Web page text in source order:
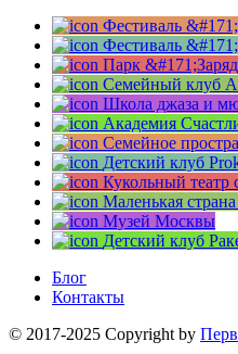
Фестиваль
Фестиваль
Парк
Семейный клуб
Школа джаза и
Академия
Семейное
Детский клуб
Кукольный театр
Маленькая
Музей Москвы
Детский клуб
Блог
Контакты
© 2017-2025 Copyright by